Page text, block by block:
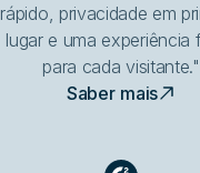
rápido, privacidade em
lugar e uma experiência
para cada visitante."
Saber mais